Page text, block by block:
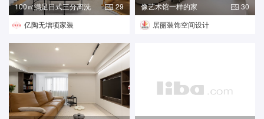
100㎡满足日式三分离洗
漱
29
亿陶无增项家装
像艺术馆一样的家
30
居丽装饰空间设计